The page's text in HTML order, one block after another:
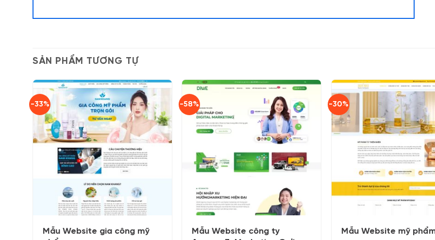
SẢN PHẨM TƯƠNG TỰ
-33%
Mẫu Website gia công mỹ
-58%
Mẫu Website công ty
-30%
Mẫu Website mỹ